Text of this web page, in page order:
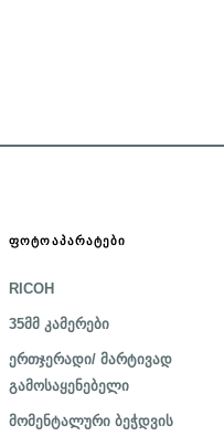
ᲤᲝᲢᲝᲐᲞᲐᲠᲐᲢᲔᲑᲘ
RICOH
35მმ კამერები
ერთჯერადი/ მარტივად
გამოსაყენებელი
მომენტალური ბეჭდვის